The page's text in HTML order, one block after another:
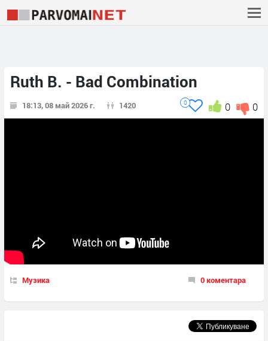
Ruth B. - Bad Combination
18:13, 08 май 2026 г. 1420 0
0
0
Музика 0 коментара